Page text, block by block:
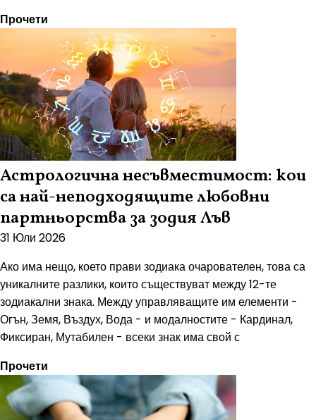
Прочети
Астрологична несъвместимост: кои
са най-неподходящите любовни
партньорства за зодия Лъв
31 Юли 2026
Ако има нещо, което прави зодиака очарователен, това са
уникалните разлики, които съществуват между 12-те
зодиакални знака. Между управляващите им елементи -
Огън, Земя, Въздух, Вода - и модалностите - Кардинал,
Фиксиран, Мутабилен - всеки знак има свой с
Прочети